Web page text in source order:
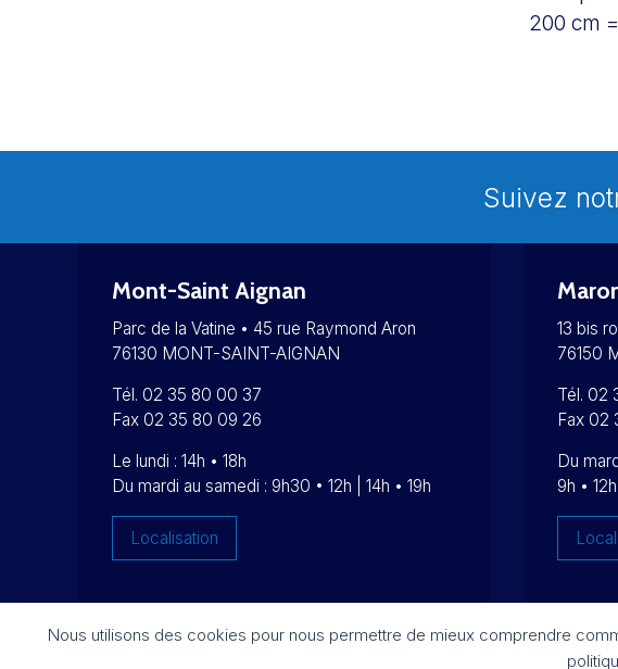
Nous utilisons des cookies pour nous permettre de mieux comprendre
200 cm
Suivez
Mont-Saint Aignan
Parc de la Vatine • 45 rue Raymond Aron
76130 MONT-SAINT-AIGNAN
Tél. 02 35 80 00 37
Fax 02 35 80 09 26
Le lundi : 14h • 18h
Du mardi au samedi : 9h30 • 12h | 14h • 19h
Localisation
13 bis
76150
Tél. 02
Fax 02
Du
9h •